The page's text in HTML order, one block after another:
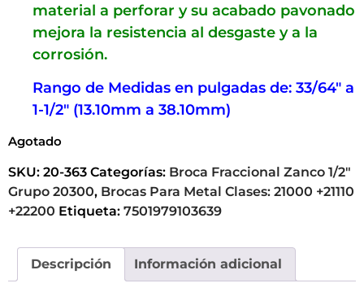
material a perforar y su acabado pavonado
mejora la resistencia al desgaste y a la
corrosión.
Rango de Medidas en pulgadas de: 33/64″ a
1-1/2″ (13.10mm a 38.10mm)
Agotado
SKU: 20-363 Categorías: Broca Fraccional Zanco 1/2"
Grupo 20300, Brocas Para Metal Clases: 21000 +21110
+22200 Etiqueta: 7501979103639
Descripción Información adicional